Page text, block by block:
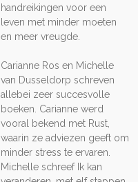
handreikingen voor een
leven met minder moeten
en meer vreugde.
Carianne Ros en Michelle
van Dusseldorp schreven
allebei zeer succesvolle
boeken. Carianne werd
vooral bekend met Rust,
waarin ze adviezen geeft om
minder stress te ervaren.
Michelle schreef Ik kan